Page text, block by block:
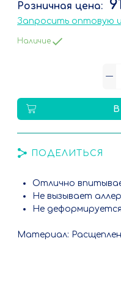
Отлично
Не вызывает
Не
Материал:
Запросить оптовую
Наличие
ПОДЕЛИТЬСЯ